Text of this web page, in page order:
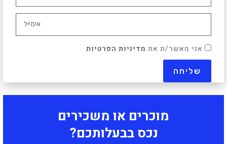
אני מאשר/ת את מדיניות הפרטיות
מוכרים או משכירים
נכס בבעלותכם?